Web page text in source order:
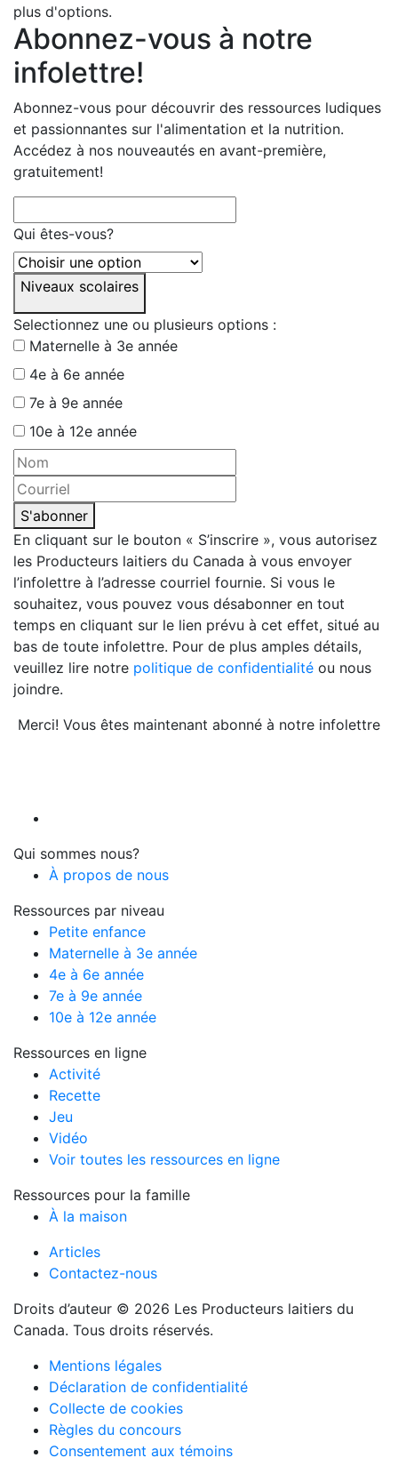
plus d'options.
Abonnez-vous à notre
infolettre!
Abonnez-vous pour découvrir des ressources ludiques
et passionnantes sur l'alimentation et la nutrition.
Accédez à nos nouveautés en avant-première,
gratuitement!
Qui êtes-vous?
Niveaux scolaires
Selectionnez une ou plusieurs options :
Maternelle à 3e année
4e à 6e année
7e à 9e année
10e à 12e année
S'abonner
En cliquant sur le bouton « S’inscrire », vous autorisez
les Producteurs laitiers du Canada à vous envoyer
l’infolettre à l’adresse courriel fournie. Si vous le
souhaitez, vous pouvez vous désabonner en tout
temps en cliquant sur le lien prévu à cet effet, situé au
bas de toute infolettre. Pour de plus amples détails,
veuillez lire notre politique de confidentialité ou nous
joindre.
Merci! Vous êtes maintenant abonné à notre infolettre
Qui sommes nous?
À propos de nous
Ressources par niveau
Petite enfance
Maternelle à 3e année
4e à 6e année
7e à 9e année
10e à 12e année
Ressources en ligne
Activité
Recette
Jeu
Vidéo
Voir toutes les ressources en ligne
Ressources pour la famille
À la maison
Droits d’auteur © 2026 Les Producteurs laitiers du
Canada. Tous droits réservés.
Mentions légales
Déclaration de confidentialité
Collecte de cookies
Règles du concours
Consentement aux témoins
Articles
Contactez-nous